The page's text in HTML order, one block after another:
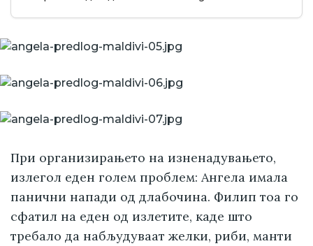
При организирањето на изненадувањето,
излегол еден голем проблем: Ангела имала
панични напади од длабочина. Филип тоа го
сфатил на еден од излетите, каде што
требало да набљудуваат желки, риби, манти